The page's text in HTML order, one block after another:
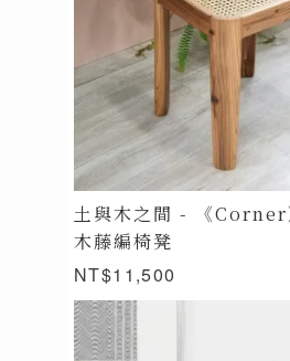
土與木之間 - 《
木藤編椅凳
NT$11,500